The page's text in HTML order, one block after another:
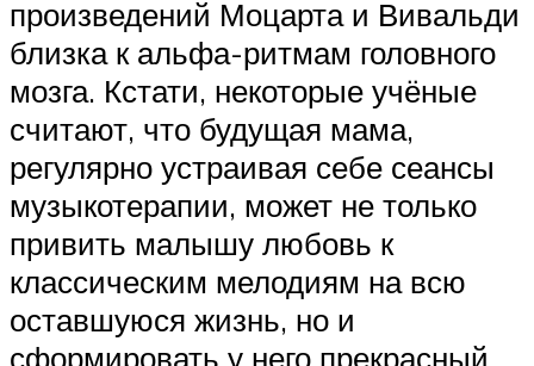
произведений Моцарта и Вивальди
близка к альфа-ритмам головного
мозга. Кстати, некоторые учёные
считают, что будущая мама,
регулярно устраивая себе сеансы
музыкотерапии, может не только
привить малышу любовь к
классическим мелодиям на всю
оставшуюся жизнь, но и
сформировать у него прекрасный